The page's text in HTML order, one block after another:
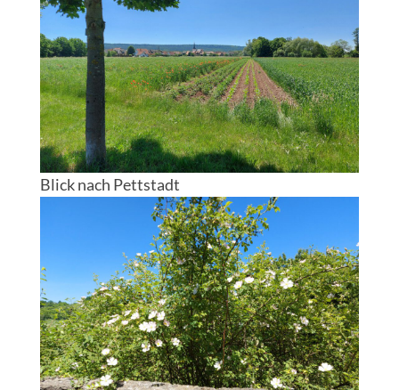
Blick nach Pettstadt